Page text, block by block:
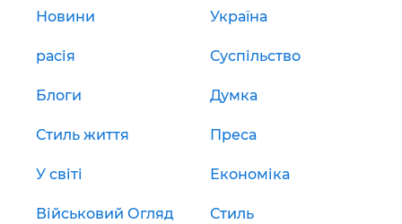
Новини Україна
расія Суспільство
Блоги Думка
Стиль життя Преса
У світі Економіка
Військовий Огляд Стиль